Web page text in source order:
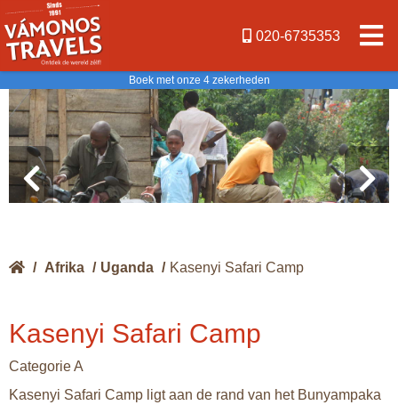
020-6735353
Boek met onze 4 zekerheden
/ Afrika / Uganda / Kasenyi Safari Camp
Kasenyi Safari Camp
Categorie A
Kasenyi Safari Camp ligt aan de rand van het Bunyampaka